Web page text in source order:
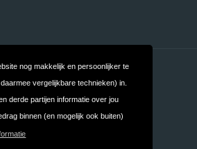
nog makkelijk en persoonlijker te
vergelijkbare technieken) in.
derde partijen informatie over jou
binnen (en mogelijk ook buiten)
Over ons
Voorwaarden